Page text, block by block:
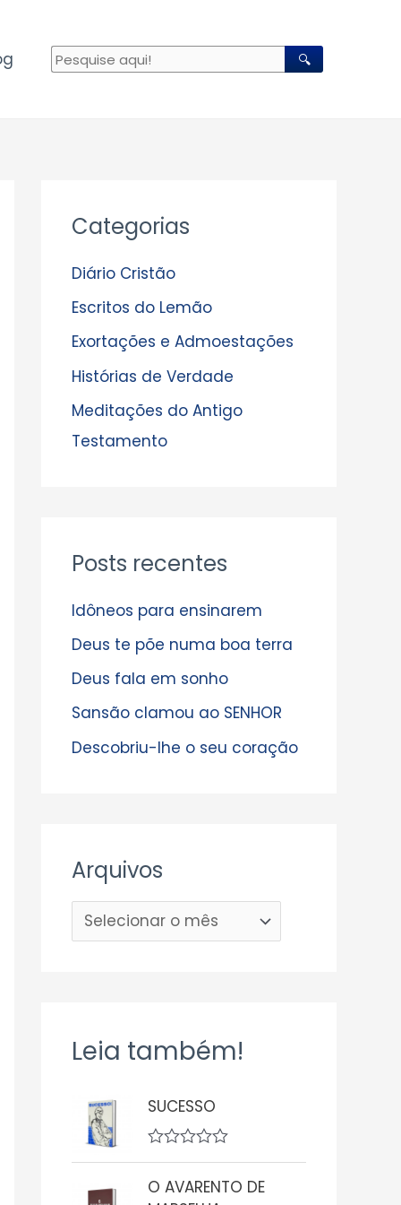
🔍
Categorias
Diário Cristão
Escritos do Lemão
Exortações e Admoestações
Histórias de Verdade
Meditações do Antigo
Testamento
Posts recentes
Idôneos para ensinarem
Deus te põe numa boa terra
Deus fala em sonho
Sansão clamou ao SENHOR
Descobriu-lhe o seu coração
Arquivos
r
u
i
v
o
s
Leia também!
SUCESSO
A
a
O AVARENTO DE